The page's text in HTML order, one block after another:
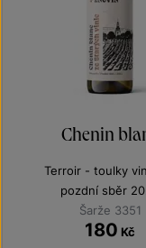
Chenin
Terroir - toulky
pozdní sběr
Šarže 3351
180 Kč